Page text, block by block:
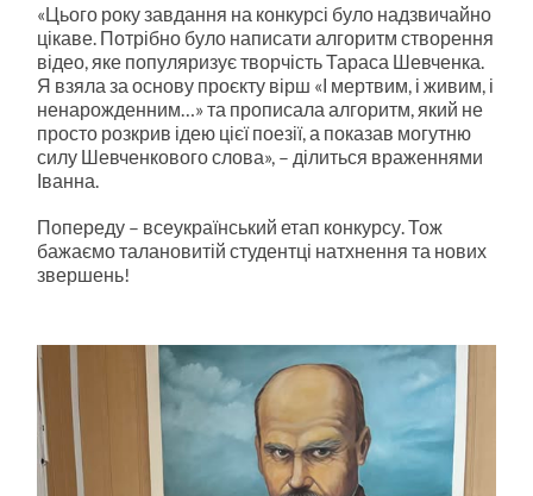
«Цього року завдання на конкурсі було надзвичайно
цікаве. Потрібно було написати алгоритм створення
відео, яке популяризує творчість Тараса Шевченка.
Я взяла за основу проєкту вірш «І мертвим, і живим, і
ненарожденним…» та прописала алгоритм, який не
просто розкрив ідею цієї поезії, а показав могутню
силу Шевченкового слова», – ділиться враженнями
Іванна.
Попереду – всеукраїнський етап конкурсу. Тож
бажаємо талановитій студентці натхнення та нових
звершень!